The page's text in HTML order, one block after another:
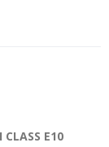
E10